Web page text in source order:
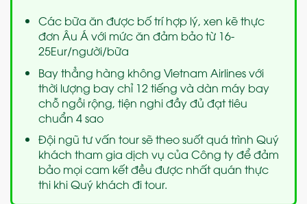
Các bữa ăn được bố trí hợp lý, xen kẽ thực
đơn Âu Á với mức ăn đảm bảo từ 16-
25Eur/người/bữa
Bay thẳng hàng không Vietnam Airlines với
thời lượng bay chỉ 12 tiếng và dàn máy bay
chỗ ngồi rộng, tiện nghi đầy đủ đạt tiêu
chuẩn 4 sao
Đội ngũ tư vấn tour sẽ theo suốt quá trình Quý
khách tham gia dịch vụ của Công ty để đảm
bảo mọi cam kết đều được nhất quán thực
thi khi Quý khách đi tour.